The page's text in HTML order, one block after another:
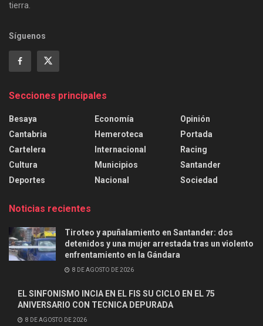
tierra.
Síguenos
Secciones principales
Besaya
Cantabria
Cartelera
Cultura
Deportes
Economía
Hemeroteca
Internacional
Municipios
Nacional
Opinión
Portada
Racing
Santander
Sociedad
Noticias recientes
Tiroteo y apuñalamiento en Santander: dos
detenidos y una mujer arrestada tras un violento
enfrentamiento en la Gándara
8 DE AGOSTO DE 2026
EL SINFONISMO INCIA EN EL FIS SU CICLO EN EL 75
ANIVERSARIO CON TECNICA DEPURADA
8 DE AGOSTO DE 2026